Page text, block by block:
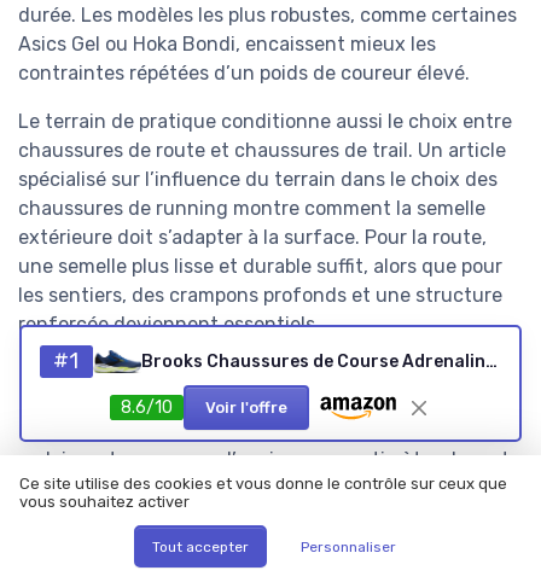
durée. Les modèles les plus robustes, comme certaines
Asics Gel ou Hoka Bondi, encaissent mieux les
contraintes répétées d’un poids de coureur élevé.
Le terrain de pratique conditionne aussi le choix entre
chaussures de route et chaussures de trail. Un article
spécialisé sur l’influence du terrain dans le choix des
chaussures de running montre comment la semelle
extérieure doit s’adapter à la surface. Pour la route,
une semelle plus lisse et durable suffit, alors que pour
les sentiers, des crampons profonds et une structure
renforcée deviennent essentiels.
Le confort reste un critère non négociable, surtout
pour une chaussure de running stabilité premium. Le
chaussant doit envelopper le pied sans le comprimer,
en laissant un espace d’environ un centimètre devant
les orteils. Les avis des utilisateurs mentionnent
stabilité du talon comme des points clés.
#1 Brooks Chaussures de Course Adrenaline GTS 24 pour Homme 44.5 EU Navy Peony Black Acid Lime
8.6/10 Voir l'offre
Ce site utilise des cookies et vous donne le contrôle sur ceux que
vous souhaitez activer
Tout accepter Personnaliser